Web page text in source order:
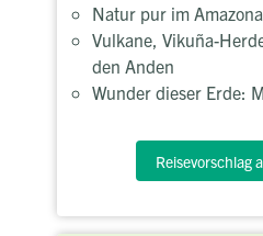
Natur pur im
Vulkane, Vikuña-
den Anden
Wunder dieser Erde:
Reisevorschlag